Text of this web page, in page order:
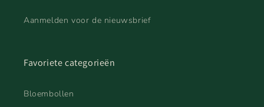
Aanmelden voor de nieuwsbrief
Favoriete categorieën
Bloembollen